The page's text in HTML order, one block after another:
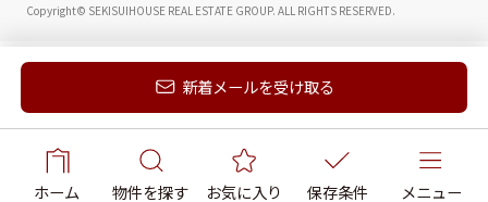
新着メールを受け取る
ホーム 物件を探す お気に入り 保存条件 メニュー
電話する お問い合わせ
Copyright© SEKISUIHOUSE REAL ESTATE GROUP. ALL RIGHTS RESERVED.